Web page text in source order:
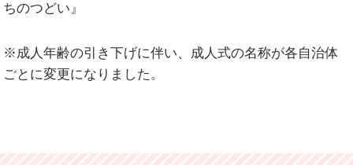
ちのつどい』
※成人年齢の引き下げに伴い、成人式の名称が各自治体
ごとに変更になりました。